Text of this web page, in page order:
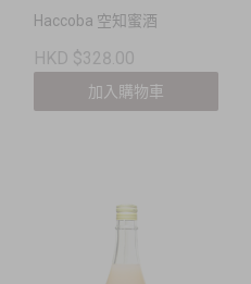
Haccoba 空知蜜酒
HKD $328.00
加入購物車